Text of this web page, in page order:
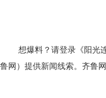
想爆料？请登录《阳光
鲁网 ）提供新闻线索。齐鲁